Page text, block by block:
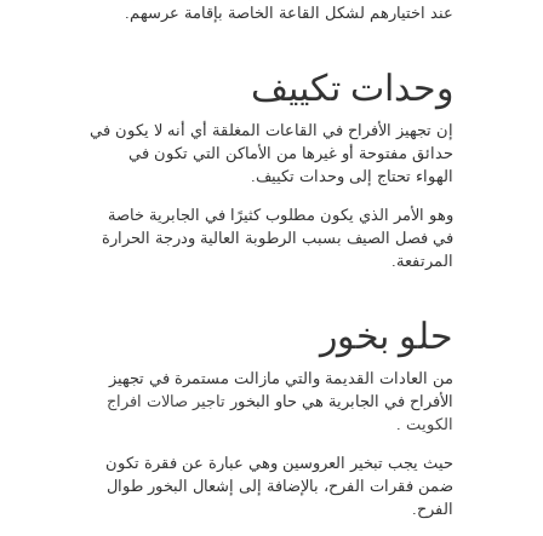
عند اختيارهم لشكل القاعة الخاصة بإقامة عرسهم.
وحدات تكييف
إن تجهيز الأفراح في القاعات المغلقة أي أنه لا يكون في
حدائق مفتوحة أو غيرها من الأماكن التي تكون في
الهواء تحتاج إلى وحدات تكييف.
وهو الأمر الذي يكون مطلوب كثيرًا في الجابرية خاصة
في فصل الصيف بسبب الرطوبة العالية ودرجة الحرارة
المرتفعة.
حلو بخور
من العادات القديمة والتي مازالت مستمرة في تجهيز
الأفراح في الجابرية هي حاو البخور تاجير صالات افراج
الكويت
حيث يجب تبخير العروسين وهي عبارة عن فقرة تكون
ضمن فقرات الفرح، بالإضافة إلى إشعال البخور طوال
الفرح.